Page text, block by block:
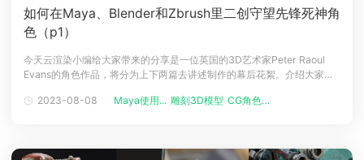
如何在Maya、Blender和Zbrush里二创守望先锋死神角
色（p1）
今天云渲染小编给大家带来的分享是一位英国的3D艺术家Peter Raoul
Evans的角色作品，将分为上下两篇去讲述制作的幕后花絮。介绍大家
家，目前居住在温哥华。我是智库培训中心的一名应届毕业生，过去 3 年
2023-08-08 Maya使用... 雕刻3D模型 CG角色制作...